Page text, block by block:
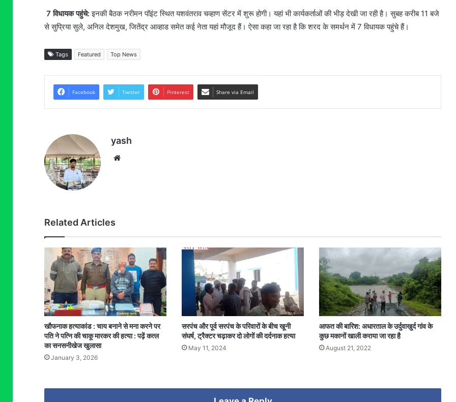
7 विधायक पहुंचे:इनकी बैठक नरीमन पॉइंट स्थित यशवंतराव चव्हाण सेंटर में शुरू होगी। यहां भी कार्यकर्ताओं की भीड़ देखी जा रही है। सुबह करीब 11 बजे
से सुप्रिया सुले, अनिल देशमुख, जितेंद्र आव्हाड समेत कई नेता यहां मौजूद हैं। ऐसा कहा जा रहा है कि शरद के समर्थन में 7 विधायक पहुंचे हैं।
Tags Featured Top News
Facebook Twitter Pinterest Share via Email
yash
Website
Related Articles
खौफनाक हत्याकांड : चाय बनाने से मना करने पर
पति ने पत्नि की चाकू मारकर की हत्या : पढ़ें कत्ल
का सनसनीखेज खुलासा
January 3, 2026
सरपंच और पूर्व सरपंच के परिवारों के बीच खूनी
संघर्ष, ट्रैक्टर चढ़ाकर दो लोगों की दर्दनाक हत्या
May 11, 2024
आफत की बारिश: अधारताल के उर्दुवाखुर्द गांव के
कुछ मकानों खाली कराया जा रहा है
August 21, 2022